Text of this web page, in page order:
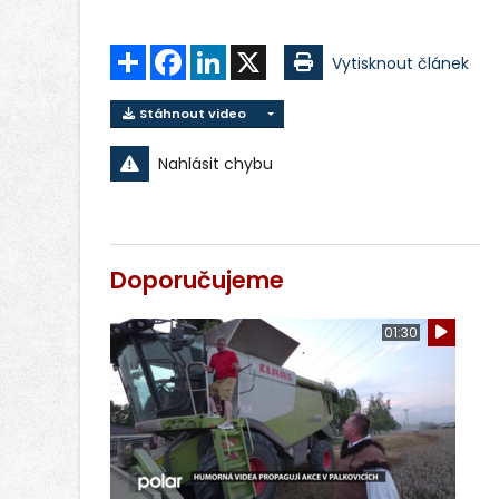
Sdílet FacebookLinkedIn Vytisknout článek
Stáhnout video
Nahlásit chybu
Doporučujeme
01:30